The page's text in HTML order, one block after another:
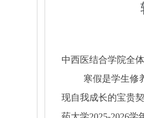
中西医结合学院全
寒假是学生修
现自我成长的宝贵